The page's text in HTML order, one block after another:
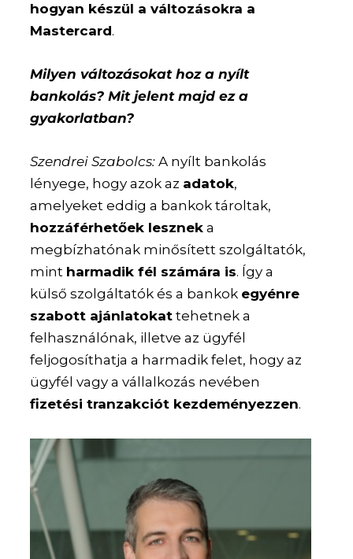
hogyan készül a változásokra a
Mastercard.
Milyen változásokat hoz a nyílt
bankolás? Mit jelent majd ez a
gyakorlatban?
Szendrei Szabolcs:A nyílt bankolás
lényege, hogy azok az adatok,
amelyeket eddig a bankok tároltak,
hozzáférhetőek lesznek a
megbízhatónak minősített szolgáltatók,
mint harmadik fél számára is. Így a
külső szolgáltatók és a bankok egyénre
szabott ajánlatokat tehetnek a
felhasználónak, illetve az ügyfél
feljogosíthatja a harmadik felet, hogy az
ügyfél vagy a vállalkozás nevében
fizetési tranzakciót kezdeményezzen.